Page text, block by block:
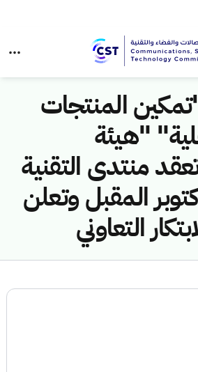
المنتجات
"هيئة
منتدى التقنية
المقبل وتعلن
التعاوني